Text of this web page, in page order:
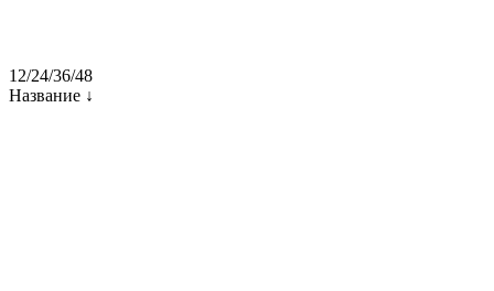
12/24/36/48
Название ↓